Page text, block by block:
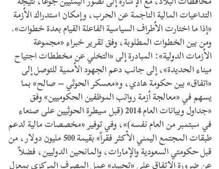
التداعيات المالية الناجمة عن الحرب، وإمكان استدراك الأزمة
«إذا ما اختارت الأطراف السياسية الفاعلة القيام بعدة خطوات».
ومن بين الخطوات المطلوبة، وفق تقرير خبراء «مجموعة
الأزمات الدولية»: المبادرة إلى «التخلي عن مخططات اجتياح
ميناء الحديدة»، إلى جانب دعم الجهود الأممية للتوصل إلى
«اتفاق» بين حكومة هادي، و«معسكر الحوثي – صالح» بما
يسهم في «معالجة أزمة رواتب الموظفين الحكوميين» وفق
«جداول وبيانات العام 2014 (قبل سيطرة الحوثيين على صنعاء
في سبتمبر من العام نفسه)»، وفي توفير «مخصصات مالية لدعم
طبقات المجتمع اليمني الأكثر فقراً» بقيمة 500 مليون دولار، من
قبل حكومتي السعودية والإمارات، والمانحين الدوليين، فضلاً